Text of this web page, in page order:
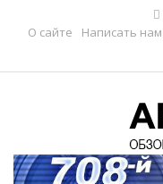
О сайте
Написать нам